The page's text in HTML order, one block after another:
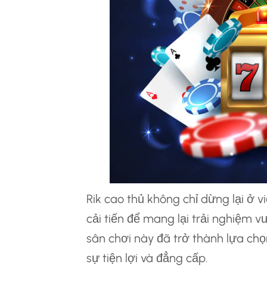
Rik cao thủ không chỉ dừng lại ở
cải tiến để mang lại trải nghiệm
sân chơi này đã trở thành lựa
sự tiện lợi và đẳng cấp.